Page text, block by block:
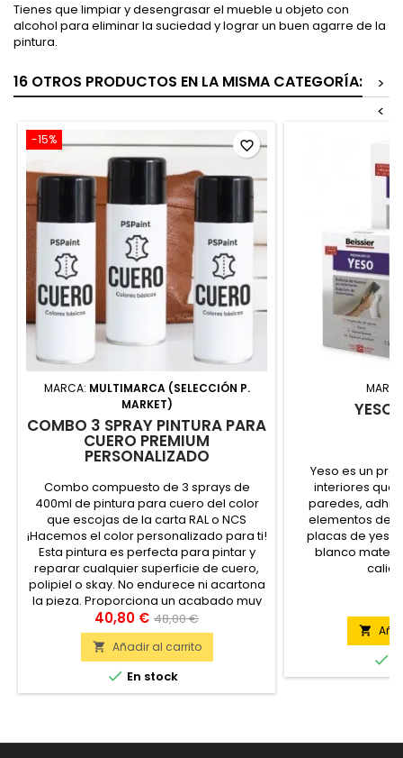
Tienes que limpiar y desengrasar el mueble u objeto con
alcohol para eliminar la suciedad y lograr un buen agarre de la
pintura.
16 OTROS PRODUCTOS EN LA MISMA CATEGORÍA:
>
<
-15%
MARCA: MULTIMARCA (SELECCIÓN P.
MARKET)
COMBO 3 SPRAY PINTURA PARA
CUERO PREMIUM
PERSONALIZADO
Combo compuesto de 3 sprays de
400ml de pintura para cuero del color
que escojas de la carta RAL o NCS
¡Hacemos el color personalizado para ti!
Esta pintura es perfecta para pintar y
reparar cualquier superficie de cuero,
polipiel o skay. No endurece ni acartona
la pieza. Proporciona un acabado muy
natural. Perfecta para pintar: pufs,
sillones, zapatos,...
40,80 € 48,00 €
 Añadir al carrito
 En stock
favorite_border
YESO
Yeso es un
interiores que
paredes,
elementos de
placas de
blanco mate.

